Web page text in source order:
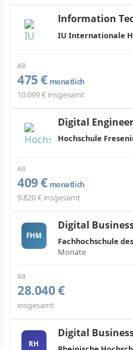
Information
IU Internationale
AB
475 € monatlich
10.099 € insgesamt
Digital
Hochschule
AB
409 € monatlich
9.820 € insgesamt
FHM
Digital
Fachhochschule
Monate
AB
28.040 €
insgesamt
RH
Digital